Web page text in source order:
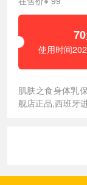
使用时间
肌肤之食身体乳
舰店正品,西班牙